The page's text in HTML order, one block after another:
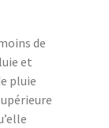
de
et
pluie